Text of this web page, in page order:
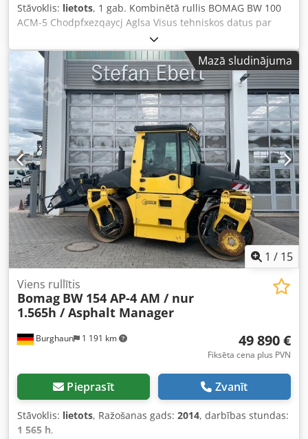
Stāvoklis: lietots, 1 gab. Kombinētā rullis BOMAG BW 100
ACM-5 Chodpfxezqaycj Aglsa Visus tehniskos datus par
izsoles objektu varat atrast sadaļā “Dokumenti” PDF
formātā, ko varat lejupielādēt! Krāsa: kā attēlā, atbilstoši
attēliem un apskatei. Stāvoklis: lietots. Mazā sludinājuma
1 / 15
Burghaun 1 191 km
Viens rullītis
Bomag BW 154 AP-4 AM / nur
1.565h / Asphalt Manager
49 890 €
Fiksēta cena plus PVN
Pieprasīt Zvanīt
Stāvoklis: lietots, Ražošanas gads: 2014, darbības stundas:
1 565 h,